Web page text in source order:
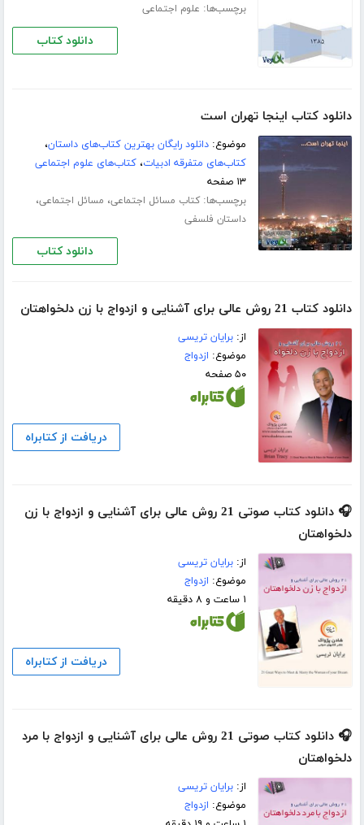
برچسب‌ها: علوم اجتماعی
دانلود کتاب
دانلود کتاب اینجا تهران است
موضوع:دانلود رایگان بهترین کتاب‌های داستان،
کتاب‌های متفرقه ادبیات،کتاب‌های علوم اجتماعی
۱۳ صفحه
برچسب‌ها:کتاب مسائل اجتماعی، مسائل اجتماعی،
داستان فلسفی
دانلود کتاب
دانلود کتاب 21 روش عالی برای آشنایی و ازدواج با زن دلخواهتان
از:برایان تریسی
موضوع: ازدواج
۵۰ صفحه
دریافت از کتابراه
🎧 دانلود کتاب صوتی 21 روش عالی برای آشنایی و ازدواج با زن
دلخواهتان
از:برایان تریسی
موضوع: ازدواج
۱ ساعت و ۸ دقیقه
دریافت از کتابراه
🎧 دانلود کتاب صوتی 21 روش عالی برای آشنایی و ازدواج با مرد
دلخواهتان
از:برایان تریسی
موضوع: ازدواج